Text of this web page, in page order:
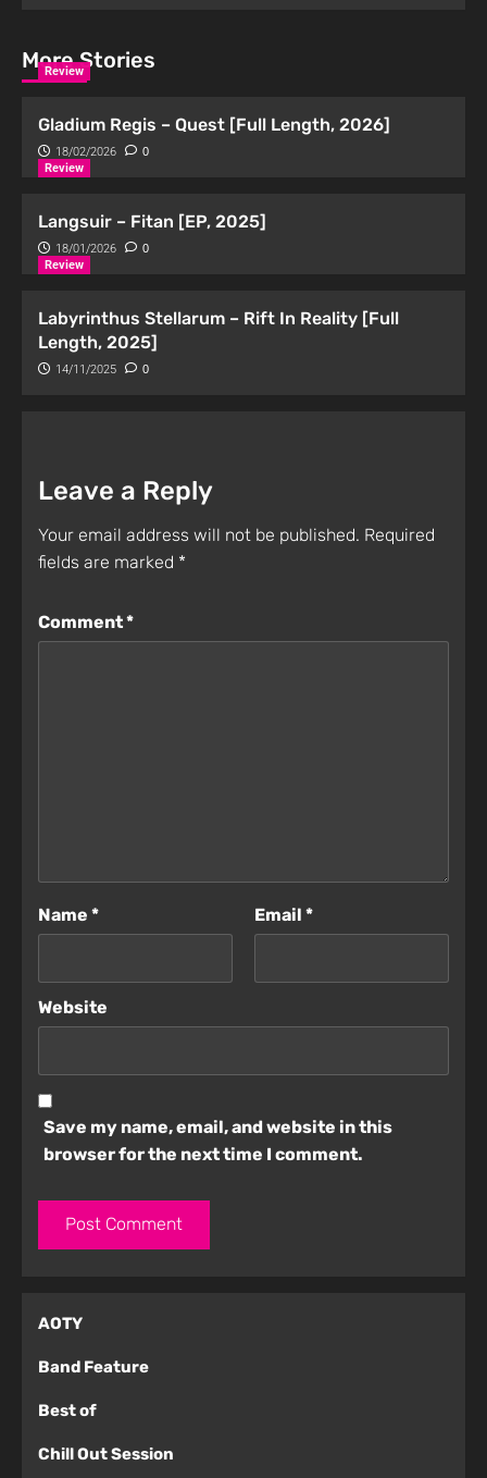
More Stories
Review
Gladium Regis – Quest [Full Length, 2026]
18/02/2026 0
Review
Langsuir – Fitan [EP, 2025]
18/01/2026 0
Review
Labyrinthus Stellarum – Rift In Reality [Full
Length, 2025]
14/11/2025 0
Leave a Reply
Your email address will not be published. Required
fields are marked *
Comment*
Name * Email *
Website
Save my name, email, and website in this
browser for the next time I comment.
AOTY
Band Feature
Best of
Chill Out Session